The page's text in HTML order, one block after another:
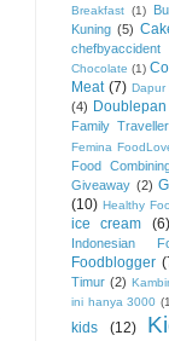
Breakfast (1)
Kuning (5)
chefbyaccident
Chocolate (1)
Meat (7) Dapur
(4) Doublepan
Family Traveller
Femina
Food
Giveaway (2)
(10) Healthy
ice cream (6)
Indonesian
Foodblogger
Timur (2)
ini hanya 3000
kids (12)